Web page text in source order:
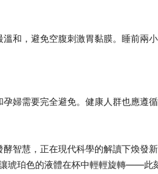
和，避免空腹刺激胃黏膜。睡前兩
婦需要完全避免。健康人群也應遵
智慧，正在現代科學的解讀下煥發
珀色的液體在杯中輕輕旋轉——此